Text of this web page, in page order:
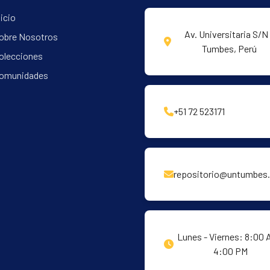
Nosotros
Av. Universitaria S/N
Tumbes, Perú
+51 72 523171
Lunes - Viernes: 8:00
4:00 PM